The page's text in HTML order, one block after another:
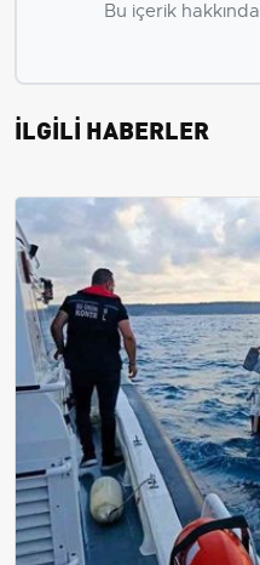
Bu içerik
İLGİLİ HABERLER